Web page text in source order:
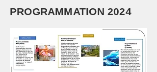
PROGRAMMATION 2024